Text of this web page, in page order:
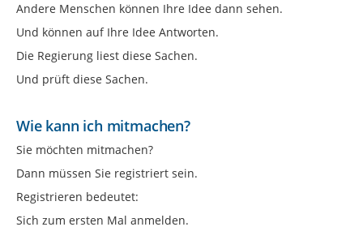
Andere Menschen können Ihre Idee dann sehen.
Und können auf Ihre Idee Antworten.
Die Regierung liest diese Sachen.
Und prüft diese Sachen.
Wie kann ich mitmachen?
Sie möchten mitmachen?
Dann müssen Sie registriert sein.
Registrieren bedeutet:
Sich zum ersten Mal anmelden.